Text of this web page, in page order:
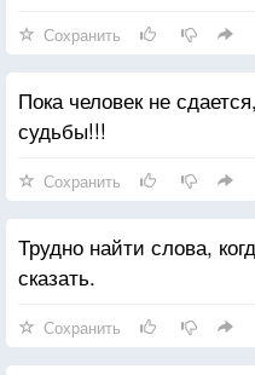
Сохранить
Пока человек не
судьбы!!!
Сохранить
Трудно найти слова,
сказать.
Сохранить